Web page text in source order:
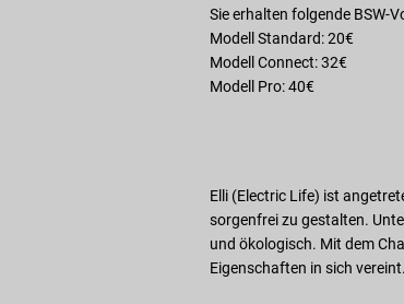
Sie erhalten folgende BSW-
Modell Standard: 20€
Modell Connect: 32€
Modell Pro: 40€
Elli (Electric Life) ist
sorgenfrei zu gestalten.
und ökologisch. Mit dem
Eigenschaften in sich vereint.